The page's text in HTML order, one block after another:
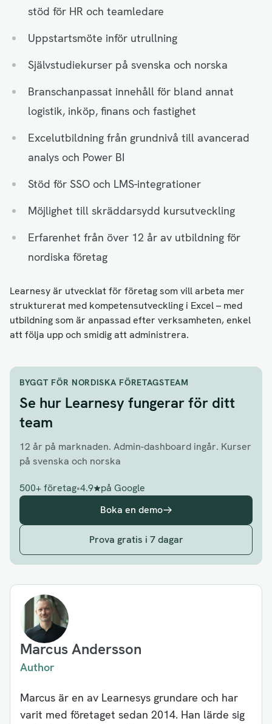
stöd för HR och teamledare
Uppstartsmöte inför utrullning
Självstudiekurser på svenska och norska
Branschanpassat innehåll för bland annat
logistik, inköp, finans och fastighet
Excelutbildning från grundnivå till avancerad
analys och Power BI
Stöd för SSO och LMS-integrationer
Möjlighet till skräddarsydd kursutveckling
Erfarenhet från över 12 år av utbildning för
nordiska företag
Learnesy är utvecklat för företag som vill arbeta mer
strukturerat med kompetensutveckling i Excel – med
utbildning som är anpassad efter verksamheten, enkel
att följa upp och smidig att administrera.
BYGGT FÖR NORDISKA FÖRETAGSTEAM
Se hur Learnesy fungerar för ditt
team
12 år på marknaden. Admin-dashboard ingår. Kurser
på svenska och norska
500+ företag•4.9
på Google
Boka en demo
Prova gratis i 7 dagar
Marcus Andersson
Author
Marcus är en av Learnesys grundare och har
varit med företaget sedan 2014. Han lärde sig